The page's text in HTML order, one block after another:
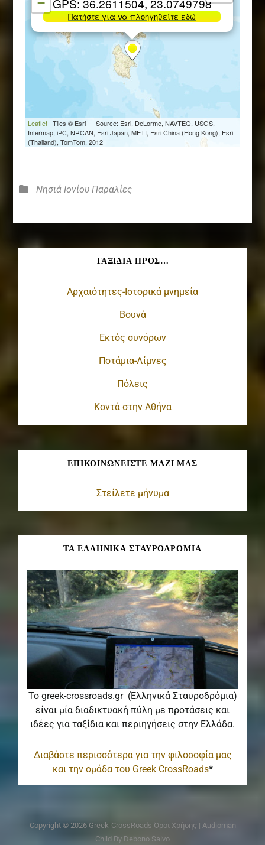
Κατηγορίες
Νησιά Ιονίου Παραλίες
ΤΑΞΊΔΙΑ ΠΡΟΣ…
Αρχαιότητες-Ιστορικά μνημεία
Βουνά
Εκτός συνόρων
Ποτάμια-Λίμνες
Πόλεις
Κοντά στην Αθήνα
ΕΠΙΚΟΙΝΩΝΕΊΣΤΕ ΜΑΖΊ ΜΑΣ
Στείλετε μήνυμα
ΤΑ ΕΛΛΗΝΙΚΑ ΣΤΑΥΡΟΔΡΟΜΙΑ
Το greek-crossroads.gr (Ελληνικά Σταυροδρόμια)
είναι μία διαδικτυακή πύλη με προτάσεις και
ιδέες για ταξίδια και περιηγήσεις στην Ελλάδα.
Διαβάστε περισσότερα για την φιλοσοφία μας
και την ομάδα του Greek CrossRoads*
Copyright © 2026 Greek-CrossRoads Όροι Χρήσης | Audioman
Child By Debono Salvo